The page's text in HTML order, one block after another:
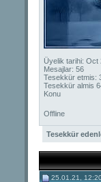
Üyelik tarihi: Oct
Mesajlar: 56
Tesekkür etmis:
Tesekkür almis
Konu
Offline
Tesekkür
25.01.21, 12:20